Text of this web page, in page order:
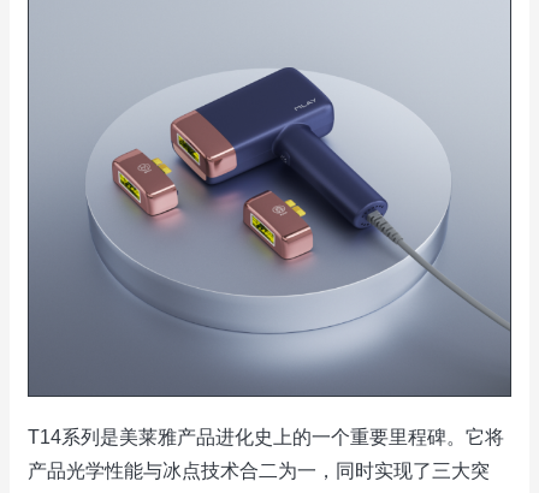
T14系列是美莱雅产品进化史上的一个重要里程碑。它将
产品光学性能与冰点技术合二为一，同时实现了三大突